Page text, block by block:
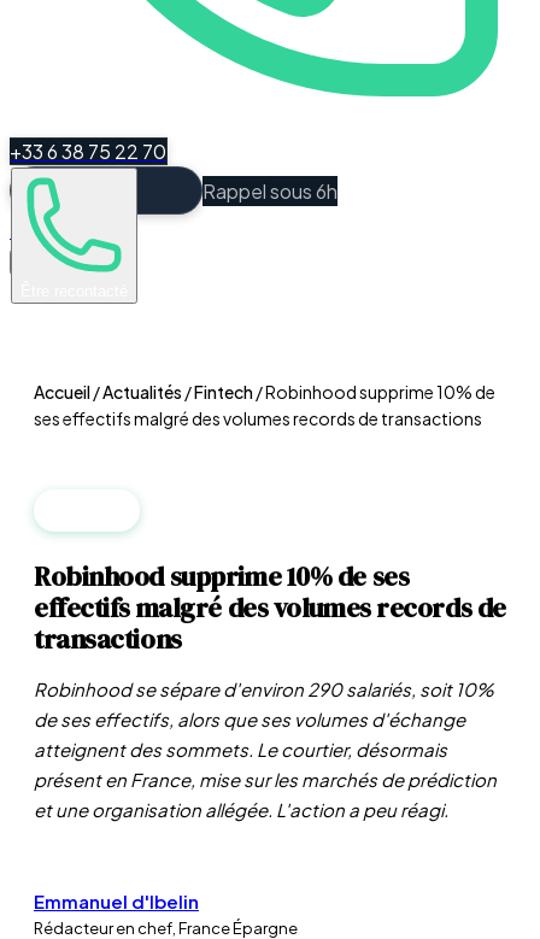
+33 6 38 75 22 70
Rappel sous 6h
Espace Client
Accueil/Actualités /Fintech/Robinhood supprime 10% de
ses effectifs malgré des volumes records de transactions
Robinhood supprime 10% de ses
effectifs malgré des volumes records de
transactions
Robinhood se sépare d'environ 290 salariés, soit 10%
de ses effectifs, alors que ses volumes d'échange
atteignent des sommets. Le courtier, désormais
présent en France, mise sur les marchés de prédiction
et une organisation allégée. L'action a peu réagi.
Emmanuel d'Ibelin
Rédacteur en chef, France Épargne